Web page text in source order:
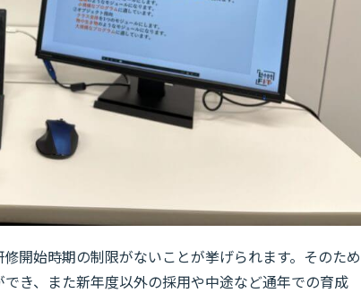
開始時期の制限がないことが挙げられます。そのため
き、また新年度以外の採用や中途など通年での育成